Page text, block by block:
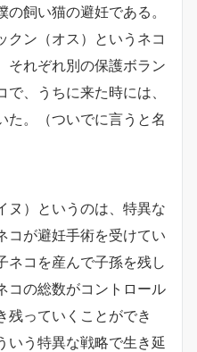
飼い猫の避妊である。
クン（オス）というネコ
それぞれ別の保護ボラン
、うちに来た時には、
た。（ついでに言うと名
ヌ）というのは、特異な
コが避妊手術を受けてい
ネコを産んで子孫を残し
コの総数がコントロール
残っていくことができ
いう特異な戦略で生き延